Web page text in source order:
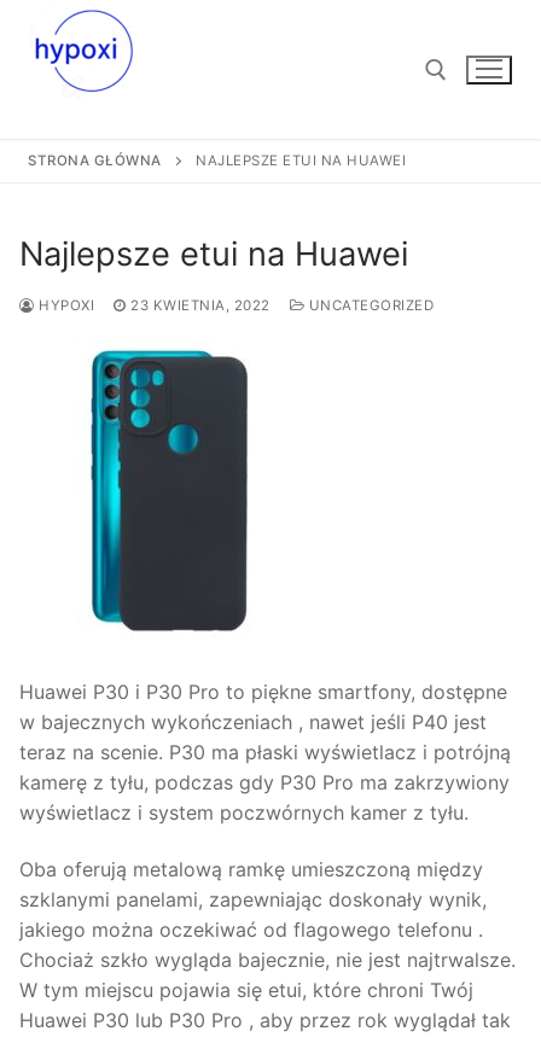
Przejdź
Szukaj:
STRONA GŁÓWNA NAJLEPSZE ETUI NA HUAWEI
Najlepsze etui na Huawei
HYPOXI 23 KWIETNIA, 2022 UNCATEGORIZED
Huawei P30 i P30 Pro to piękne smartfony, dostępne
w bajecznych wykończeniach , nawet jeśli P40 jest
teraz na scenie. P30 ma płaski wyświetlacz i potrójną
kamerę z tyłu, podczas gdy P30 Pro ma zakrzywiony
wyświetlacz i system poczwórnych kamer z tyłu.
Oba oferują metalową ramkę umieszczoną między
szklanymi panelami, zapewniając doskonały wynik,
jakiego można oczekiwać od flagowego telefonu .
Chociaż szkło wygląda bajecznie, nie jest najtrwalsze.
W tym miejscu pojawia się etui, które chroni Twój
Huawei P30 lub P30 Pro , aby przez rok wyglądał tak